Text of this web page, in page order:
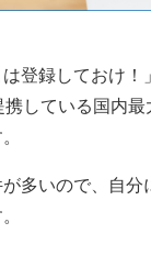
は登録しておけ
携している国内
多いので、自分